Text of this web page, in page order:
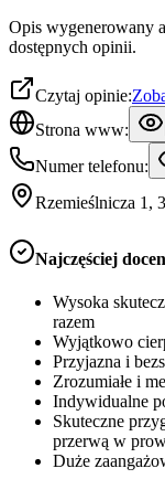
Opis wygenerowany
dostępnych opinii.
Czytaj opinie:
Strona www:
Numer telefonu:
Rzemieślnicza 1,
Najczęściej
Wysoka
razem
Wyjątkowo
Przyjazna i
Zrozumiałe i
Indywidualne
Skuteczne
przerwą w
Duże